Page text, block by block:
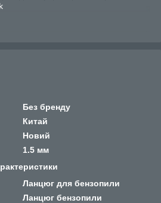
Без бренду
Китай
Новий
1.5 мм
Ланцюг для бензопили
Ланцюг бензопили